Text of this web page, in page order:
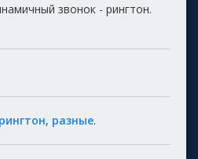
звонок - рингтон.
рингтон, разные.